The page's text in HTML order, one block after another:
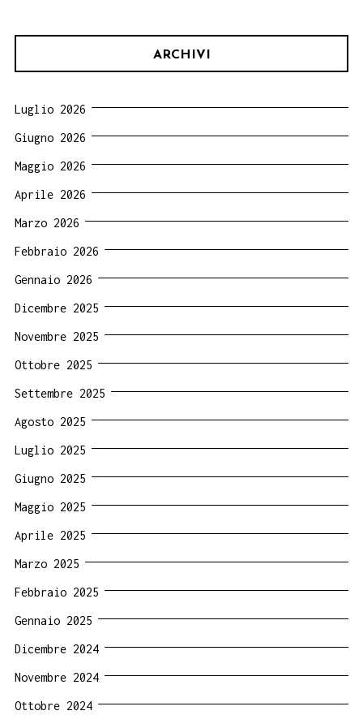
ARCHIVI
Luglio 2026
Giugno 2026
Maggio 2026
Aprile 2026
Marzo 2026
Febbraio 2026
Gennaio 2026
Dicembre 2025
Novembre 2025
Ottobre 2025
Settembre 2025
Agosto 2025
Luglio 2025
Giugno 2025
Maggio 2025
Aprile 2025
Marzo 2025
Febbraio 2025
Gennaio 2025
Dicembre 2024
Novembre 2024
Ottobre 2024